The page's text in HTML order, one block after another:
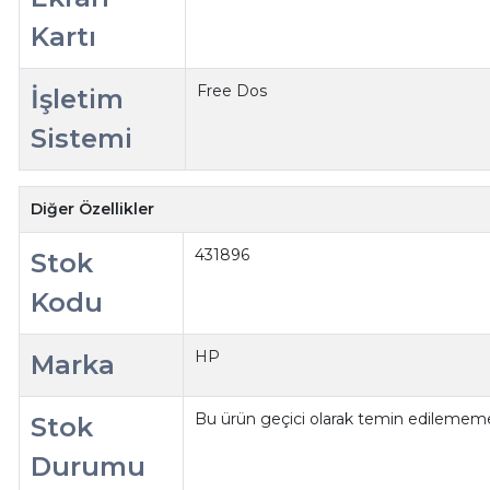
Kartı
İşletim
Sistemi
Free Dos
Diğer Özellikler
Stok
Kodu
431896
Marka HP
Stok
Durumu
Bu ürün geçici olarak temin